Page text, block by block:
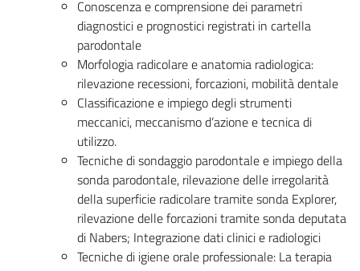
Conoscenza e comprensione dei parametri
diagnostici e prognostici registrati in cartella
parodontale
Morfologia radicolare e anatomia radiologica:
rilevazione recessioni, forcazioni, mobilità dentale
Classificazione e impiego degli strumenti
meccanici, meccanismo d’azione e tecnica di
utilizzo.
Tecniche di sondaggio parodontale e impiego della
sonda parodontale, rilevazione delle irregolarità
della superficie radicolare tramite sonda Explorer,
rilevazione delle forcazioni tramite sonda deputata
di Nabers; Integrazione dati clinici e radiologici
Tecniche di igiene orale professionale: La terapia